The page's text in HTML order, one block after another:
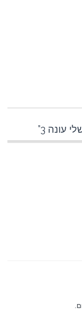
עונה 3 ”